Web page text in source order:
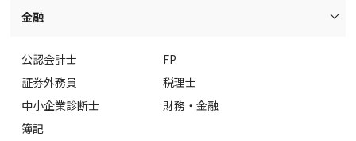
金融
公認会計士
証券外務員
中小企業診断士
簿記
FP
税理士
財務・金融